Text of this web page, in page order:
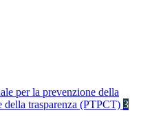
per la prevenzione della
della trasparenza (PTPCT) 3